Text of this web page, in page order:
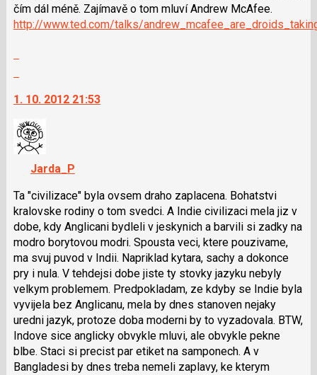
čím dál méně. Zajímavě o tom mluví Andrew McAfee.
http://www.ted.com/talks/
další
názor.
K
navigaci
lze
použít
i
klávesy
N
pro
následující
a
P
pro
předchozí
nový
názor
1. 10. 2012 21:53
Jarda_P
Ta "civilizace" byla ovsem draho zaplacena. Bohatstvi
kralovske rodiny o tom svedci. A Indie civilizaci mela jiz v
dobe, kdy Anglicani bydleli v jeskynich a barvili si zadky na
modro borytovou modri. Spousta veci, ktere pouzivame,
ma svuj puvod v Indii. Napriklad kytara, sachy a dokonce
pry i nula. V tehdejsi dobe jiste ty stovky jazyku nebyly
velkym problemem. Predpokladam, ze kdyby se Indie byla
vyvijela bez Anglicanu, mela by dnes stanoven nejaky
uredni jazyk, protoze doba moderni by to vyzadovala. BTW,
Indove sice anglicky obvykle mluvi, ale obvykle pekne
blbe. Staci si precist par etiket na samponech. A v
Bangladesi by dnes treba nemeli zaplavy, ke kterym